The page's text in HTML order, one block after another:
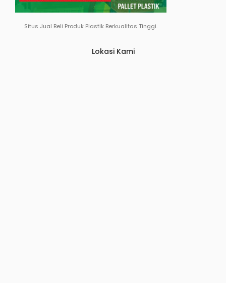
Situs Jual Beli Produk Plastik Berkualitas Tinggi.
Lokasi Kami